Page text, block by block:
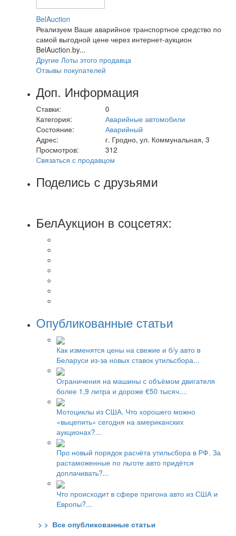
BelAuction
Реализуем Ваше аварийное транспортное средство по
самой выгодной цене через интернет-аукцион
BelAuction.by...
Другие Лоты этого продавца
Отзывы покупателей
Доп. Информация
Ставки:
0
Категория:
Аварийные автомобили
Состояние:
Аварийный
Адрес:
г. Гродно, ул. Коммунальная, 3
Просмотров:
312
Связаться с продавцом
Поделись с друзьями
БелАукцион в соцсетях:
Опубликованные статьи
Как изменятся цены на свежие и б/у авто в
Беларуси из-за новых ставок утильсбора...
Ограничения на машины с объёмом двигателя
более 1,9 литра и дороже €50 тысяч....
Мотоциклы из США. Что хорошего можно
«выцепить» сегодня на американских
аукционах?...
Про новый порядок расчёта утильсбора в РФ. За
растаможенные по льготе авто придётся
доплачивать?...
Что происходит в сфере пригона авто из США и
Европы?...
> > Все опубликованные статьи